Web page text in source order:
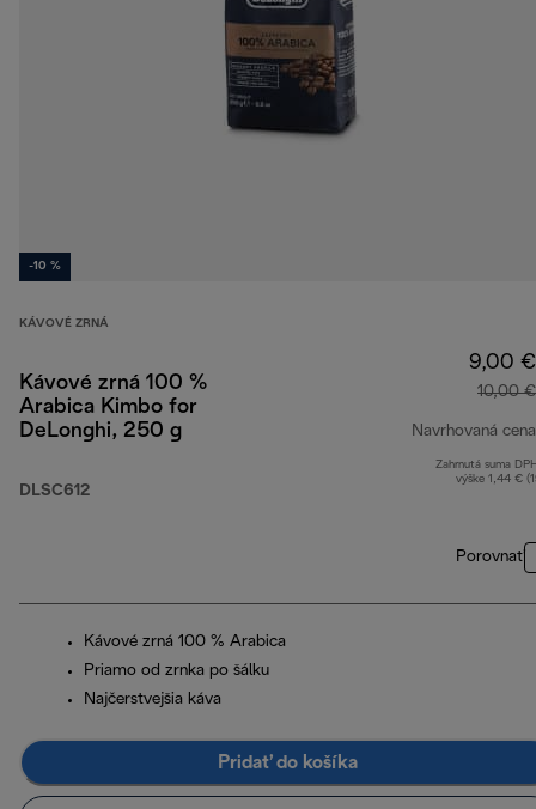
-10 %
KÁVOVÉ ZRNÁ
Kávové zrná 100 %
Arabica Kimbo for
DeLonghi, 250 g
DLSC612
9,00 €
10,00 €
Navrhovaná cena
Zahrnutá suma
výške 1,44 €
Porovnať
Kávové zrná 100 % Arabica
Priamo od zrnka po šálku
Najčerstvejšia káva
Pridať do košíka